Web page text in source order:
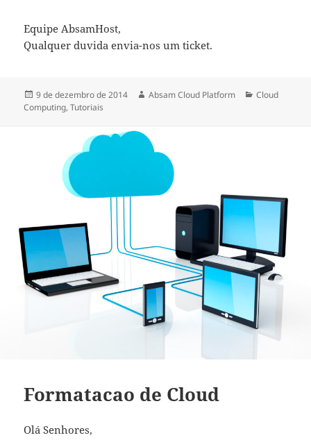
Equipe AbsamHost,
Qualquer duvida envia-nos um ticket.
Publicado
em
9 de dezembro de 2014 Autor
Absam Cloud Platform Categorias
Cloud
Computing,Tutoriais
Formatacao de Cloud
Olá Senhores,